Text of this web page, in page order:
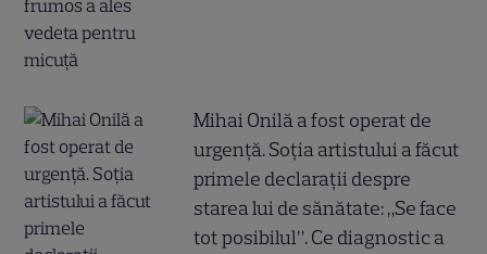
Mihai Onilă a fost operat de
urgență. Soția artistului a făcut
primele declarații despre
starea lui de sănătate: „Se face
tot posibilul”. Ce diagnostic a